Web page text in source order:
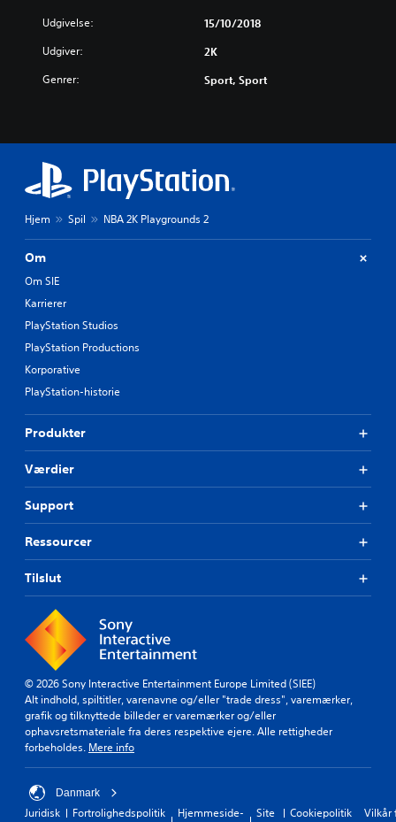
Udgivelse: 15/10/2018
Udgiver: 2K
Genrer: Sport, Sport
Hjem Spil NBA 2K Playgrounds 2
Om
Om SIE
Karrierer
PlayStation Studios
PlayStation Productions
Korporative
PlayStation-historie
Produkter
Værdier
Support
Ressourcer
Tilslut
© 2026 Sony Interactive Entertainment Europe Limited (SIEE)
Alt indhold, spiltitler, varenavne og/eller "trade dress", varemærker,
grafik og tilknyttede billeder er varemærker og/eller
ophavsretsmateriale fra deres respektive ejere. Alle rettigheder
forbeholdes. Mere info
Danmark
Juridisk
Fortrolighedspolitik
Hjemmeside-
Site
Cookiepolitik
Vilkår